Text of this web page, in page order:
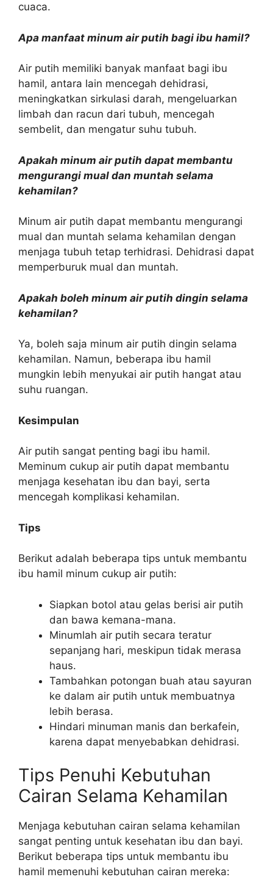
cuaca.
Apa manfaat minum air putih bagi ibu hamil?
Air putih memiliki banyak manfaat bagi ibu
hamil, antara lain mencegah dehidrasi,
meningkatkan sirkulasi darah, mengeluarkan
limbah dan racun dari tubuh, mencegah
sembelit, dan mengatur suhu tubuh.
Apakah minum air putih dapat membantu
mengurangi mual dan muntah selama
kehamilan?
Minum air putih dapat membantu mengurangi
mual dan muntah selama kehamilan dengan
menjaga tubuh tetap terhidrasi. Dehidrasi dapat
memperburuk mual dan muntah.
Apakah boleh minum air putih dingin selama
kehamilan?
Ya, boleh saja minum air putih dingin selama
kehamilan. Namun, beberapa ibu hamil
mungkin lebih menyukai air putih hangat atau
suhu ruangan.
Kesimpulan
Air putih sangat penting bagi ibu hamil.
Meminum cukup air putih dapat membantu
menjaga kesehatan ibu dan bayi, serta
mencegah komplikasi kehamilan.
Tips
Berikut adalah beberapa tips untuk membantu
ibu hamil minum cukup air putih:
Siapkan botol atau gelas berisi air putih
dan bawa kemana-mana.
Minumlah air putih secara teratur
sepanjang hari, meskipun tidak merasa
haus.
Tambahkan potongan buah atau sayuran
ke dalam air putih untuk membuatnya
lebih berasa.
Hindari minuman manis dan berkafein,
karena dapat menyebabkan dehidrasi.
Tips Penuhi Kebutuhan
Cairan Selama Kehamilan
Menjaga kebutuhan cairan selama kehamilan
sangat penting untuk kesehatan ibu dan bayi.
Berikut beberapa tips untuk membantu ibu
hamil memenuhi kebutuhan cairan mereka: